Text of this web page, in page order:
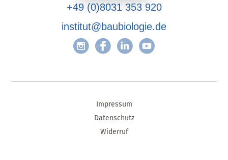
+49 (0)8031 353 920
institut@baubiologie.de
Impressum
Datenschutz
Widerruf